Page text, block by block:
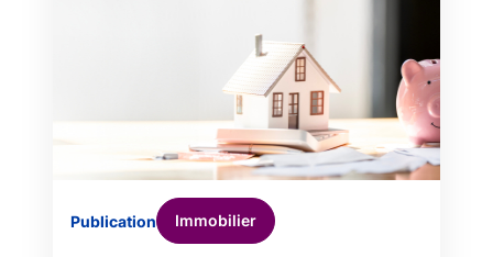
Publication Immobilier